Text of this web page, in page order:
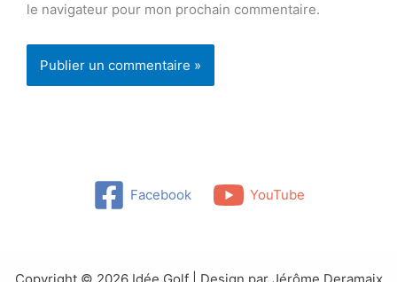
le navigateur pour mon prochain commentaire.
Facebook YouTube
Copyright © 2026 Idée Golf | Design par Jérôme Deramaix